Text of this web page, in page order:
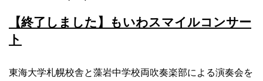
【終了しました】もいわスマイルコンサー
ト
東海大学札幌校舎と藻岩中学校両吹奏楽部による演奏会を